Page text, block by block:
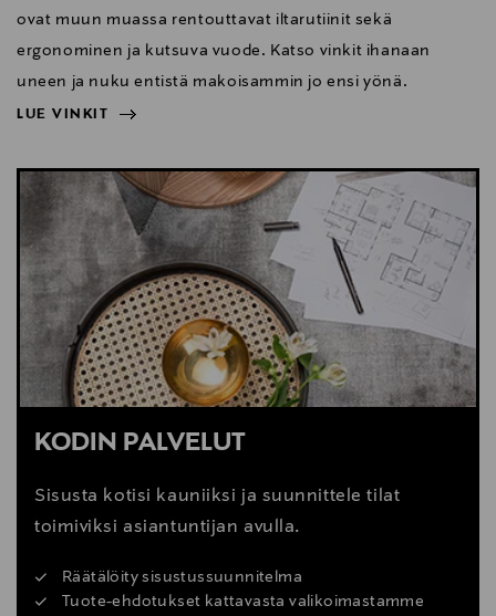
ovat muun muassa rentouttavat iltarutiinit sekä
ergonominen ja kutsuva vuode. Katso vinkit ihanaan
uneen ja nuku entistä makoisammin jo ensi yönä.
LUE VINKIT
LUE VINKIT
KODIN PALVELUT
Sisusta kotisi kauniiksi ja suunnittele tilat
toimiviksi asiantuntijan avulla.
Räätälöity sisustussuunnitelma
Tuote-ehdotukset kattavasta valikoimastamme